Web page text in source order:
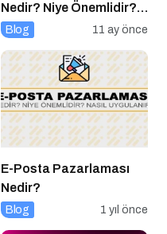
Nedir? Niye Önemlidir?
Nasıl Yapılır?
Blog 11 ay önce
E-Posta Pazarlaması
Nedir?
Blog 1 yıl önce